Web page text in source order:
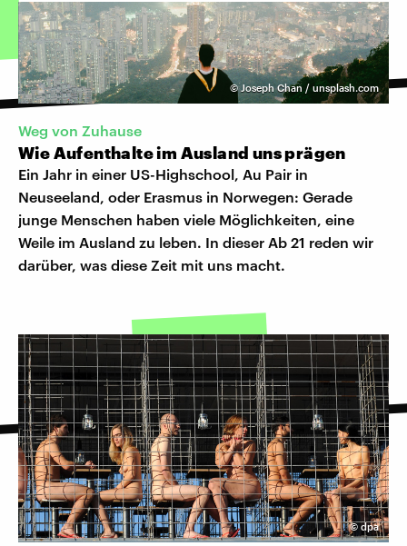
©Joseph Chan / unsplash.com
Weg von Zuhause
Wie Aufenthalte im Ausland uns prägen
Ein Jahr in einer US-Highschool, Au Pair in
Neuseeland, oder Erasmus in Norwegen: Gerade
junge Menschen haben viele Möglichkeiten, eine
Weile im Ausland zu leben. In dieser Ab 21 reden wir
darüber, was diese Zeit mit uns macht.
© dpa